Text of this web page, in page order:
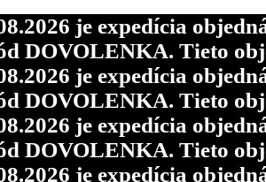
je expedícia
DOVOLENKA. Tieto
je expedícia
DOVOLENKA. Tieto
je expedícia
DOVOLENKA. Tieto
je expedícia